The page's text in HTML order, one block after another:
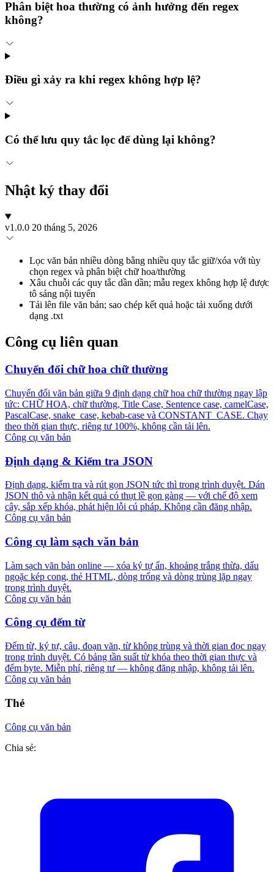
Phân biệt hoa thường có ảnh hưởng đến regex
không?
Điều gì xảy ra khi regex không hợp lệ?
Có thể lưu quy tắc lọc để dùng lại không?
Nhật ký thay đổi
v1.0.0 20 tháng 5, 2026
Lọc văn bản nhiều dòng bằng nhiều quy tắc giữ/xóa với tùy
chọn regex và phân biệt chữ hoa/thường
Xâu chuỗi các quy tắc dần dần; mẫu regex không hợp lệ được
tô sáng nội tuyến
Tải lên file văn bản; sao chép kết quả hoặc tải xuống dưới
dạng .txt
Công cụ liên quan
Chuyển đổi chữ hoa chữ thường
Chuyển đổi văn bản giữa 9 định dạng chữ hoa chữ thường ngay lập
tức: CHỮ HOA, chữ thường, Title Case, Sentence case, camelCase,
PascalCase, snake_case, kebab-case và CONSTANT_CASE. Chạy
theo thời gian thực, riêng tư 100%, không cần tải lên.
Công cụ văn bản
Định dạng & Kiểm tra JSON
Định dạng, kiểm tra và rút gọn JSON tức thì trong trình duyệt. Dán
JSON thô và nhận kết quả có thụt lề gọn gàng — với chế độ xem
cây, sắp xếp khóa, phát hiện lỗi cú pháp. Không cần đăng nhập.
Công cụ văn bản
Công cụ làm sạch văn bản
Làm sạch văn bản online — xóa ký tự ẩn, khoảng trắng thừa, dấu
ngoặc kép cong, thẻ HTML, dòng trống và dòng trùng lặp ngay
trong trình duyệt.
Công cụ văn bản
Công cụ đếm từ
Đếm từ, ký tự, câu, đoạn văn, từ không trùng và thời gian đọc ngay
trong trình duyệt. Có bảng tần suất từ khóa theo thời gian thực và
đếm byte. Miễn phí, riêng tư — không đăng nhập, không tải lên.
Công cụ văn bản
Thẻ
Công cụ văn bản
Chia sẻ: